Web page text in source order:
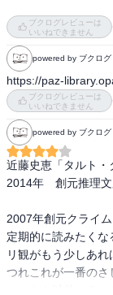
街の小さなビスト
読んでてほっこりす
なにより料理がとて
タルトタタンもヴ
ブクログレビューは
いいねできません
powered by ブクログ
https://paz-
ブクログレビューは
いいねできません
powered by ブクログ
近藤史恵「タルト・
2014年　創元推理文
2007年創元クライ
定期的に読みたく
リ観がもう少しあ
つれこれが一番のさ